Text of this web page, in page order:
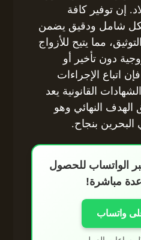
إن توفير كافة
شامل ودقيق يضمن
مما يتيح للأزواج
دون تأخير أو
اتباع الإجراءات
القانونية يعد
النهائي وهو
البحرين بنجاح.
الواتساب للحصول
مباشرة!
واتساب